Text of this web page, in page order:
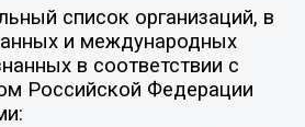
список организаций, в
и международных
в соответствии с
Российской Федерации